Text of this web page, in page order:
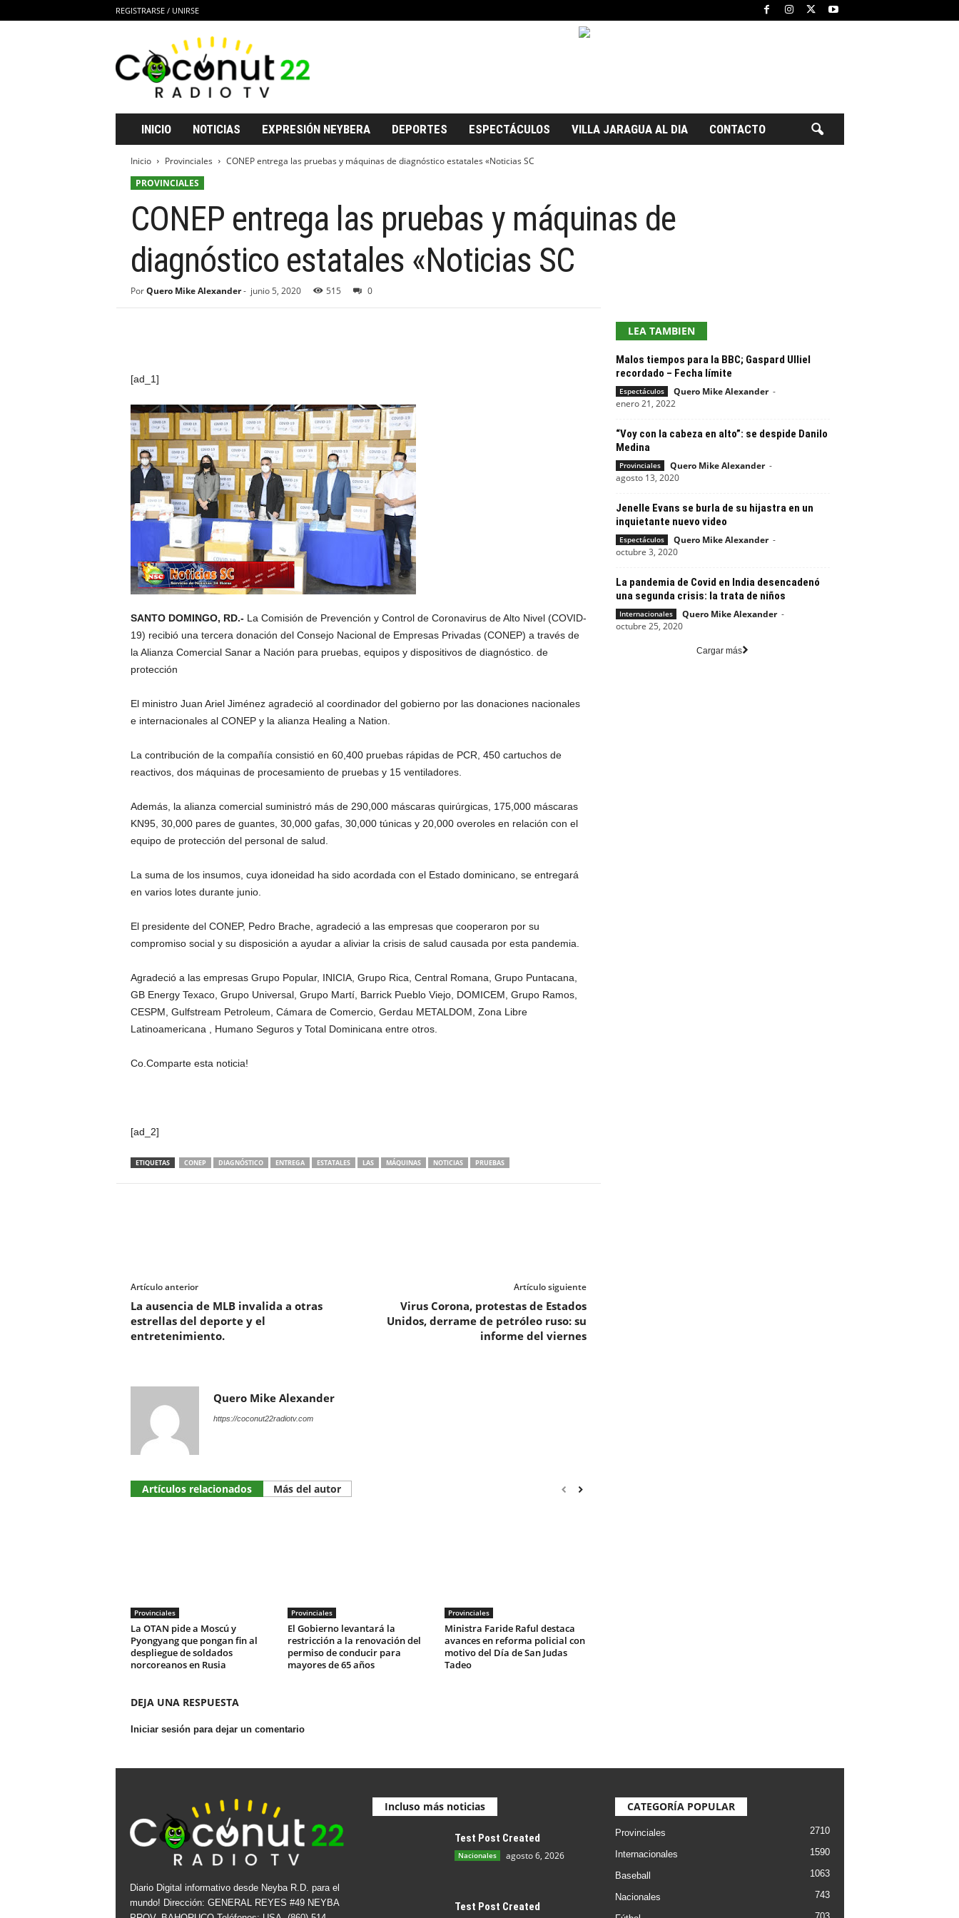
REGISTRARSE / UNIRSE
c
o
INICIO NOTICIAS EXPRESIÓN NEYBERA DEPORTES ESPECTÁCULOS VILLA JARAGUA AL DIA CONTACTO
Inicio Provinciales
CONEP entrega las pruebas y máquinas de diagnóstico estatales «Noticias SC
PROVINCIALES
CONEP entrega las pruebas y máquinas de
diagnóstico estatales «Noticias SC
Por Quero Mike Alexander- junio 5, 2020 515 0
[ad_1]
SANTO DOMINGO, RD.- La Comisión de Prevención y Control de Coronavirus de Alto Nivel (COVID-
19) recibió una tercera donación del Consejo Nacional de Empresas Privadas (CONEP) a través de
la Alianza Comercial Sanar a Nación para pruebas, equipos y dispositivos de diagnóstico. de
protección
El ministro Juan Ariel Jiménez agradeció al coordinador del gobierno por las donaciones nacionales
e internacionales al CONEP y la alianza Healing a Nation.
La contribución de la compañía consistió en 60,400 pruebas rápidas de PCR, 450 cartuchos de
reactivos, dos máquinas de procesamiento de pruebas y 15 ventiladores.
Además, la alianza comercial suministró más de 290,000 máscaras quirúrgicas, 175,000 máscaras
KN95, 30,000 pares de guantes, 30,000 gafas, 30,000 túnicas y 20,000 overoles en relación con el
equipo de protección del personal de salud.
La suma de los insumos, cuya idoneidad ha sido acordada con el Estado dominicano, se entregará
en varios lotes durante junio.
El presidente del CONEP, Pedro Brache, agradeció a las empresas que cooperaron por su
compromiso social y su disposición a ayudar a aliviar la crisis de salud causada por esta pandemia.
Agradeció a las empresas Grupo Popular, INICIA, Grupo Rica, Central Romana, Grupo Puntacana,
GB Energy Texaco, Grupo Universal, Grupo Martí, Barrick Pueblo Viejo, DOMICEM, Grupo Ramos,
CESPM, Gulfstream Petroleum, Cámara de Comercio, Gerdau METALDOM, Zona Libre
Latinoamericana , Humano Seguros y Total Dominicana entre otros.
Co. Comparte esta noticia!
[ad_2]
ETIQUETAS CONEP DIAGNÓSTICO ENTREGA ESTATALES LAS MÁQUINAS NOTICIAS PRUEBAS
Artículo anterior
La ausencia de MLB invalida a otras
estrellas del deporte y el
entretenimiento.
Artículo siguiente
Virus Corona, protestas de Estados
Unidos, derrame de petróleo ruso: su
informe del viernes
Quero Mike Alexander
https://coconut22radiotv.com
Artículos relacionados Más del autor
Provinciales
La OTAN pide a Moscú y
Pyongyang que pongan fin al
despliegue de soldados
norcoreanos en Rusia
Provinciales
El Gobierno levantará la
restricción a la renovación del
permiso de conducir para
mayores de 65 años
Provinciales
Ministra Faride Raful destaca
avances en reforma policial con
motivo del Día de San Judas
Tadeo
DEJA UNA RESPUESTA
Iniciar sesión para dejar un comentario
LEA TAMBIEN
Malos tiempos para la BBC; Gaspard Ulliel
recordado – Fecha límite
Espectáculos Quero Mike Alexander -
enero 21, 2022
“Voy con la cabeza en alto”: se despide Danilo
Medina
Provinciales Quero Mike Alexander -
agosto 13, 2020
Jenelle Evans se burla de su hijastra en un
inquietante nuevo video
Espectáculos Quero Mike Alexander -
octubre 3, 2020
La pandemia de Covid en India desencadenó
una segunda crisis: la trata de niños
Internacionales Quero Mike Alexander -
octubre 25, 2020
Cargar más
Diario Digital informativo desde Neyba R.D. para el
mundo! Dirección: GENERAL REYES #49 NEYBA
Incluso más noticias
Test Post Created
Nacionales agosto 6, 2026
Test Post Created
CATEGORÍA POPULAR
Provinciales 2710
Internacionales 1590
Baseball 1063
Nacionales 743